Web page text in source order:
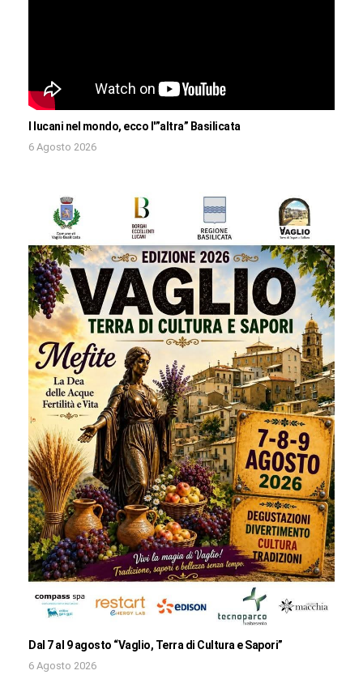
I lucani nel mondo, ecco l'”altra” Basilicata
6 Agosto 2026
Dal 7 al 9 agosto “Vaglio, Terra di Cultura e Sapori”
6 Agosto 2026